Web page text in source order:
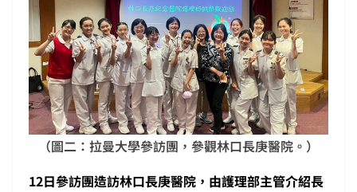
（圖二：拉曼大學參訪團，參觀林口長庚醫院。）
12日參訪團造訪林口長庚醫院，由護理部主管介紹長